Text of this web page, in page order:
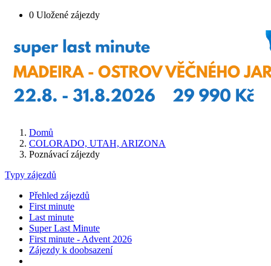
0 Uložené zájezdy
Domů
COLORADO, UTAH, ARIZONA
Poznávací zájezdy
Typy zájezdů
Přehled zájezdů
First minute
Last minute
Super Last Minute
First minute - Advent 2026
Zájezdy k doobsazení